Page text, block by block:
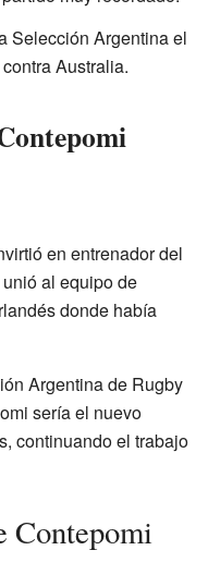
Selección Argentina el
contra Australia.
en entrenador del
al equipo de
donde había
Argentina de Rugby
sería el nuevo
continuando el trabajo
Contepomi